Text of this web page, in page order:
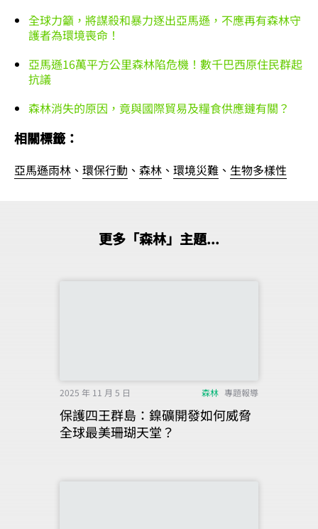
全球力籲，將謀殺和暴力逐出亞馬遜，不應再有森林守
護者為環境喪命！
亞馬遜16萬平方公里森林陷危機！數千巴西原住民群起
抗議
森林消失的原因，竟與國際貿易及糧食供應鏈有關？
相關標籤：
亞馬遜雨林 、 環保行動 、 森林 、 環境災難 、 生物多樣性
更多「森林」主題...
2025 年 11 月 5 日 森林 專題報導
保護四王群島：鎳礦開發如何威脅
全球最美珊瑚天堂？